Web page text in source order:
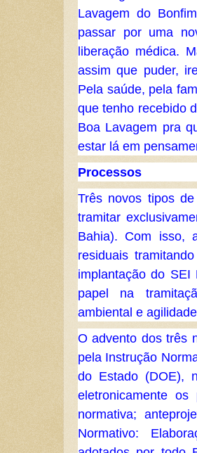
Lavagem do
passar por uma
liberação médica.
assim que puder,
Pela saúde, pela
que tenho recebido
Boa Lavagem pra
estar lá em
Processos
Três novos tipos
tramitar
Bahia). Com isso,
residuais
implantação do
papel na
ambiental e
O advento dos três
pela Instrução
do Estado (DOE),
eletronicamente
normativa;
Normativo: